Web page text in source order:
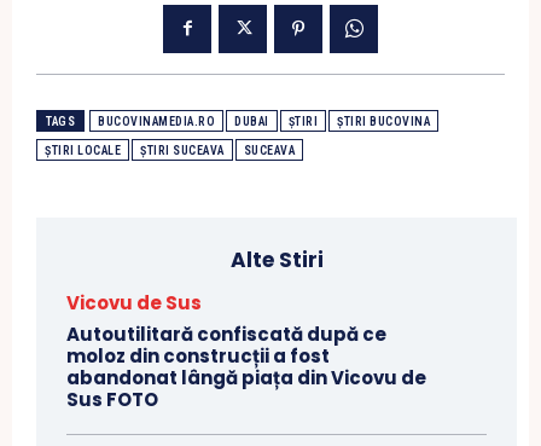
TAGS BUCOVINAMEDIA.RO DUBAI ȘTIRI ȘTIRI BUCOVINA
ȘTIRI LOCALE ȘTIRI SUCEAVA SUCEAVA
Alte Stiri
Vicovu de Sus
Autoutilitară confiscată după ce
moloz din construcții a fost
abandonat lângă piața din Vicovu de
Sus FOTO